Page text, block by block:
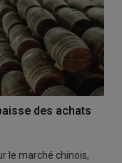
des achats
le marché chinois,